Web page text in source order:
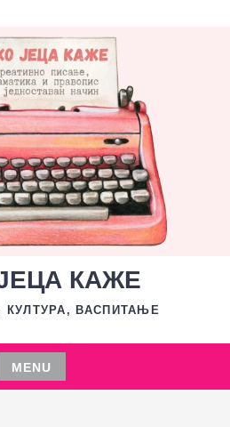
КАЖЕ
ВАСПИТАЊЕ
MENU